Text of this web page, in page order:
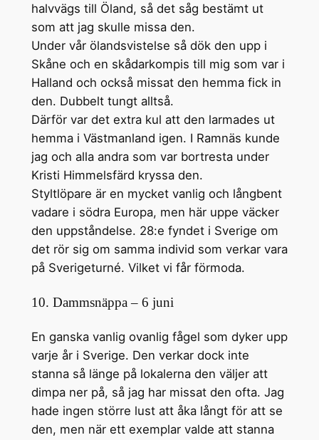
halvvägs till Öland, så det såg bestämt ut
som att jag skulle missa den.
Under vår ölandsvistelse så dök den upp i
Skåne och en skådarkompis till mig som var i
Halland och också missat den hemma fick in
den. Dubbelt tungt alltså.
Därför var det extra kul att den larmades ut
hemma i Västmanland igen. I Ramnäs kunde
jag och alla andra som var bortresta under
Kristi Himmelsfärd kryssa den.
Styltlöpare är en mycket vanlig och långbent
vadare i södra Europa, men här uppe väcker
den uppståndelse. 28:e fyndet i Sverige om
det rör sig om samma individ som verkar vara
på Sverigeturné. Vilket vi får förmoda.
10. Dammsnäppa – 6 juni
En ganska vanlig ovanlig fågel som dyker upp
varje år i Sverige. Den verkar dock inte
stanna så länge på lokalerna den väljer att
dimpa ner på, så jag har missat den ofta. Jag
hade ingen större lust att åka långt för att se
den, men när ett exemplar valde att stanna